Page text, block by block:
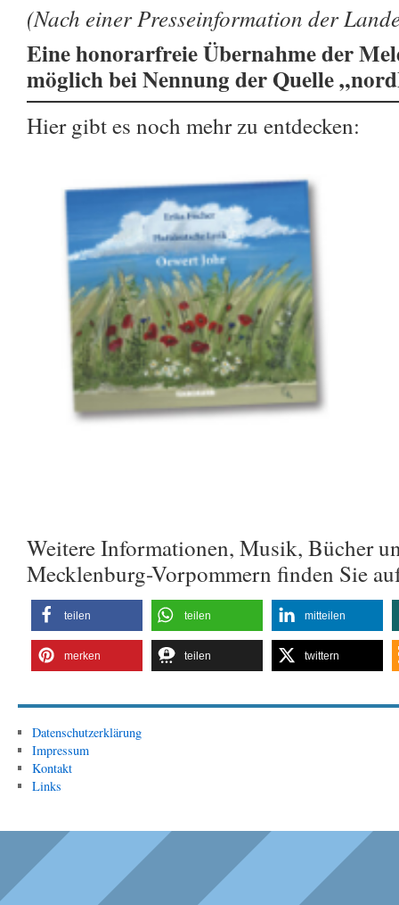
(Nach einer Presseinformation der
Eine honorarfreie Übernahme der
möglich bei Nennung der Quelle
Hier gibt es noch mehr zu entdecken:
Weitere Informationen, Musik, Bücher
Mecklenburg-Vorpommern finden Sie
teilen teilen mitteilen
merken teilen twittern
Datenschutzerklärung
Impressum
Kontakt
Links